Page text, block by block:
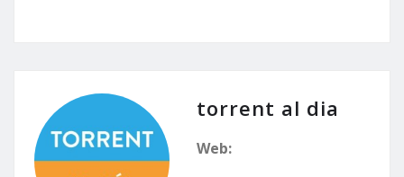
torrent al dia
Web: